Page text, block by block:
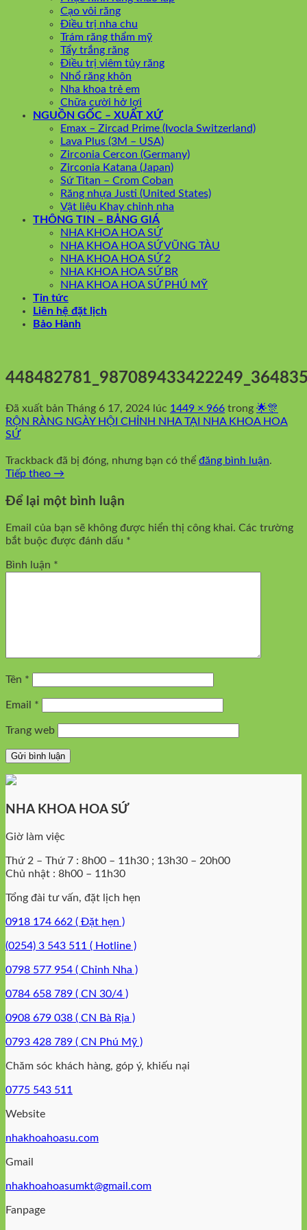
Cạo vôi răng
Điều trị nha chu
Trám răng thẩm mỹ
Tẩy trắng răng
Điều trị viêm tủy răng
Nhổ răng khôn
Nha khoa trẻ em
Chữa cười hở lợi
NGUỒN GỐC – XUẤT XỨ
Emax – Zircad Prime (Ivocla Switzerland)
Lava Plus (3M – USA)
Zirconia Cercon (Germany)
Zirconia Katana (Japan)
Sứ Titan – Crom Coban
Răng nhựa Justi (United States)
Vật liệu Khay chỉnh nha
THÔNG TIN – BẢNG GIÁ
NHA KHOA HOA SỨ
NHA KHOA HOA SỨ VŨNG TÀU
NHA KHOA HOA SỨ 2
NHA KHOA HOA SỨ BR
NHA KHOA HOA SỨ PHÚ MỸ
Tin tức
Liên hệ đặt lịch
Bảo Hành
Đã xuất bản Tháng 6 17, 2024 lúc 1449 × 966 trong 🌟🎊
RỘN RÀNG NGÀY HỘI CHỈNH NHA TẠI NHA KHOA HOA
SỨ
Trackback đã bị đóng, nhưng bạn có thể đăng bình luận.
Tiếp theo →
Để lại một bình luận
Email của bạn sẽ không được hiển thị công khai. Các trường
bắt buộc được đánh dấu *
Bình luận *
Tên *
Email *
Trang web
NHA KHOA HOA SỨ
Giờ làm việc
Thứ 2 – Thứ 7 : 8h00 – 11h30 ; 13h30 – 20h00
Chủ nhật : 8h00 – 11h30
Tổng đài tư vấn, đặt lịch hẹn
0918 174 662 ( Đặt hẹn )
(0254) 3 543 511 ( Hotline )
0798 577 954 ( Chỉnh Nha )
0784 658 789 ( CN 30/4 )
0908 679 038 ( CN Bà Rịa )
0793 428 789 ( CN Phú Mỹ )
Chăm sóc khách hàng, góp ý, khiếu nại
0775 543 511
Website
nhakhoahoasu.com
Gmail
nhakhoahoasumkt@gmail.com
Fanpage